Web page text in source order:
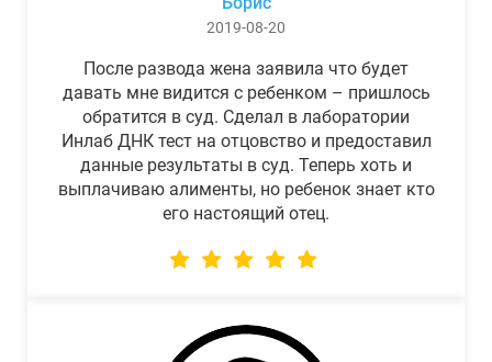
2019-08-20
После развода жена заявила что будет
давать мне видится с ребенком – пришлось
обратится в суд. Сделал в лаборатории
Инлаб ДНК тест на отцовство и предоставил
данные результаты в суд. Теперь хоть и
выплачиваю алименты, но ребенок знает кто
его настоящий отец.